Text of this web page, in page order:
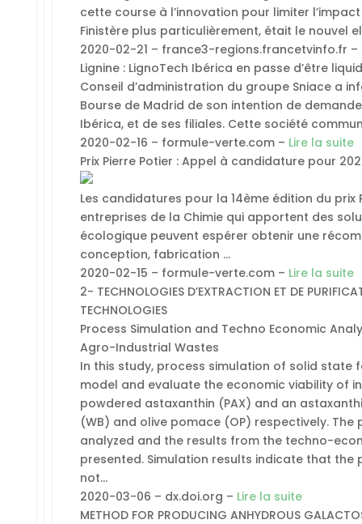
cette course à l’innovation pour limiter
Finistère plus particulièrement, était le nouvel
2020-02-21 – france3-regions.francetvinfo.fr –
Lignine : LignoTech Ibérica en passe d’être
Conseil d’administration du groupe Sniace a
Bourse de Madrid de son intention de
Ibérica, et de ses filiales. Cette société
2020-02-16 – formule-verte.com – Lire la suite
Prix Pierre Potier : Appel à candidature pour
Les candidatures pour la 14ème édition du prix
entreprises de la Chimie qui apportent des
écologique peuvent espérer obtenir une
conception, fabrication …
2020-02-15 – formule-verte.com – Lire la suite
2- TECHNOLOGIES D’EXTRACTION ET DE
TECHNOLOGIES
Process Simulation and Techno Economic
Agro-Industrial Wastes
In this study, process simulation of solid state
model and evaluate the economic viability of
powdered astaxanthin (PAX) and an
(WB) and olive pomace (OP) respectively.
analyzed and the results from the techno-
presented. Simulation results indicate that
not…
2020-03-06 – dx.doi.org – Lire la suite
METHOD FOR PRODUCING ANHYDROUS